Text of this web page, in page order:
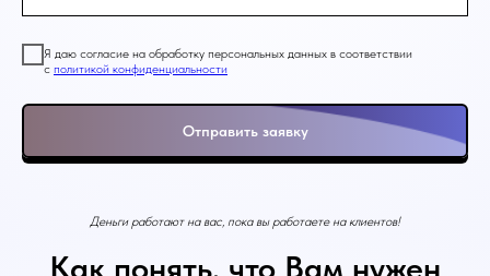
Я даю согласие на обработку персональных данных в соответствии
с политикой конфиденциальности
Отправить заявку
Деньги работают на вас, пока вы работаете на клиентов!
Как понять, что Вам нужен